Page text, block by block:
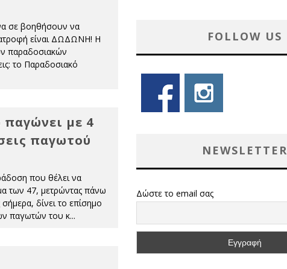
σε βοηθήσουν να
είναι ΔΩΔΩΝΗ! Η
παραδοσιακών
το Παραδοσιακό
με 4
παγωτού
που θέλει να
των 47, μετρώντας πάνω
δίνει το επίσημο
παγωτών του κ...
FOLLOW US
NEWSLETTER
Δώστε το email σας